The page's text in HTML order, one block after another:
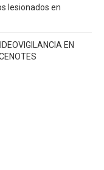
lesionados en
EN